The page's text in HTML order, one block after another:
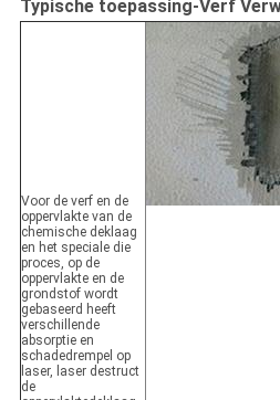
Typische toepassing-Verf
Voor de verf en de
oppervlakte van de
chemische deklaag
en het speciale die
proces, op de
oppervlakte en de
grondstof wordt
gebaseerd heeft
verschillende
absorptie en
schadedrempel op
laser, laser destruct
de